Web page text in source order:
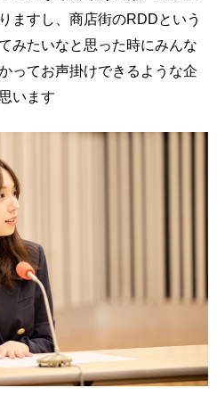
ますし、商店街のRDDという
みたいなと思った時にみんな
ってお声掛けできるような企
います